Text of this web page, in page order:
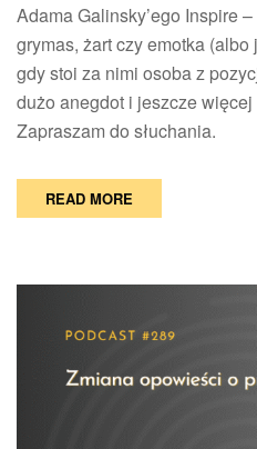
Adama Galinsky’ego Inspire
grymas, żart czy emotka
gdy stoi za nimi osoba z
dużo anegdot i jeszcze
Zapraszam do słuchania.
READ MORE